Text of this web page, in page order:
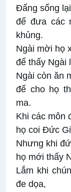
Ðấng sống
để đưa các
khủng.
Ngài mời họ
để thấy Ngài
Ngài còn ăn
để cho họ
ma.
Khi các môn
họ coi Ðức
Nhưng khi
họ mới thấy
Lắm khi
đe dọa,